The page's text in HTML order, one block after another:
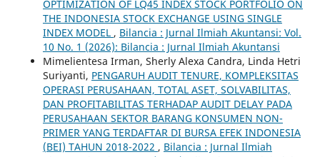
OPTIMIZATION OF LQ45 INDEX STOCK PORTFOLIO ON
THE INDONESIA STOCK EXCHANGE USING SINGLE
INDEX MODEL , Bilancia : Jurnal Ilmiah Akuntansi: Vol.
10 No. 1 (2026): Bilancia : Jurnal Ilmiah Akuntansi
Mimelientesa Irman, Sherly Alexa Candra, Linda Hetri
Suriyanti, PENGARUH AUDIT TENURE, KOMPLEKSITAS
OPERASI PERUSAHAAN, TOTAL ASET, SOLVABILITAS,
DAN PROFITABILITAS TERHADAP AUDIT DELAY PADA
PERUSAHAAN SEKTOR BARANG KONSUMEN NON-
PRIMER YANG TERDAFTAR DI BURSA EFEK INDONESIA
(BEI) TAHUN 2018-2022 , Bilancia : Jurnal Ilmiah